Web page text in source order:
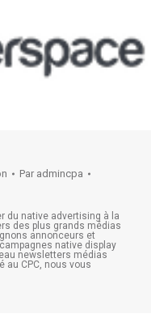
Par admincpa
du native advertising à la
des plus grands médias
annonceurs et
native display
newsletters médias
au CPC, nous vous